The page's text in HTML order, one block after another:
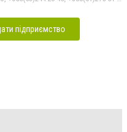
підприємство